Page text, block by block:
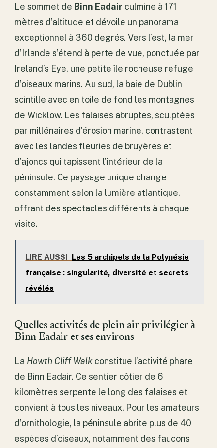
Le sommet de Binn Eadair culmine à 171
mètres d’altitude et dévoile un panorama
exceptionnel à 360 degrés. Vers l’est, la mer
d’Irlande s’étend à perte de vue, ponctuée par
Ireland’s Eye, une petite île rocheuse refuge
d’oiseaux marins. Au sud, la baie de Dublin
scintille avec en toile de fond les montagnes
de Wicklow. Les falaises abruptes, sculptées
par millénaires d’érosion marine, contrastent
avec les landes fleuries de bruyères et
d’ajoncs qui tapissent l’intérieur de la
péninsule. Ce paysage unique change
constamment selon la lumière atlantique,
offrant des spectacles différents à chaque
visite.
LIRE AUSSI Les 5 archipels de la Polynésie
française : singularité, diversité et secrets
révélés
Quelles activités de plein air privilégier à
Binn Eadair et ses environs
La Howth Cliff Walk constitue l’activité phare
de Binn Eadair. Ce sentier côtier de 6
kilomètres serpente le long des falaises et
convient à tous les niveaux. Pour les amateurs
d’ornithologie, la péninsule abrite plus de 40
espèces d’oiseaux, notamment des faucons